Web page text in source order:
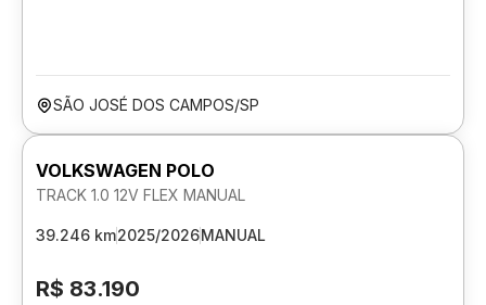
SÃO JOSÉ DOS CAMPOS/SP
VOLKSWAGEN POLO
TRACK 1.0 12V FLEX MANUAL
39.246 km2025/2026MANUAL
R$ 83.190